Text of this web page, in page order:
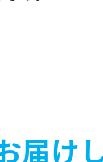
届け